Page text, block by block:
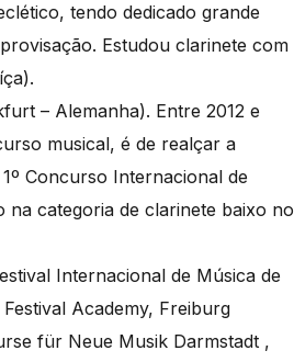
tendo dedicado grande
Estudou clarinete com
– Alemanha). Entre 2012 e
musical, é de realçar a
Concurso Internacional de
na categoria de clarinete baixo no
Internacional de Música de
Academy, Freiburg
für Neue Musik Darmstadt ,